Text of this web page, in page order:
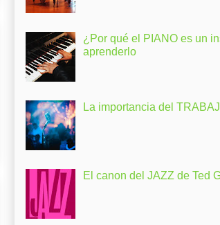
¿Por qué el PIANO es un
aprenderlo
La importancia del
El canon del JAZZ de Ted